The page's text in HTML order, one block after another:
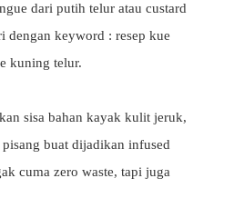
dari putih telur atau custard
dengan keyword : resep kue
kuning telur.
sisa bahan kayak kulit jeruk,
buat dijadikan infused
cuma zero waste, tapi juga